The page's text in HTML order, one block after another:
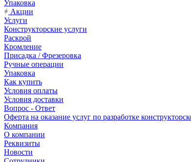
Упаковка
Акции
Услуги
Конструкторские услуги
Раскрой
Кромление
Присадка / Фрезеровка
Ручные операции
Упаковка
Как купить
Условия оплаты
Условия доставки
Вопрос - Ответ
Оферта на оказание услуг по разработке
Компания
О компании
Реквизиты
Новости